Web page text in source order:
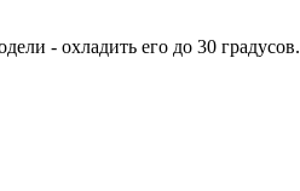
- охладить его до 30 градусов.